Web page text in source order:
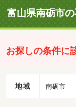
富山県南砺市
お探しの条件に
地域 南砺市